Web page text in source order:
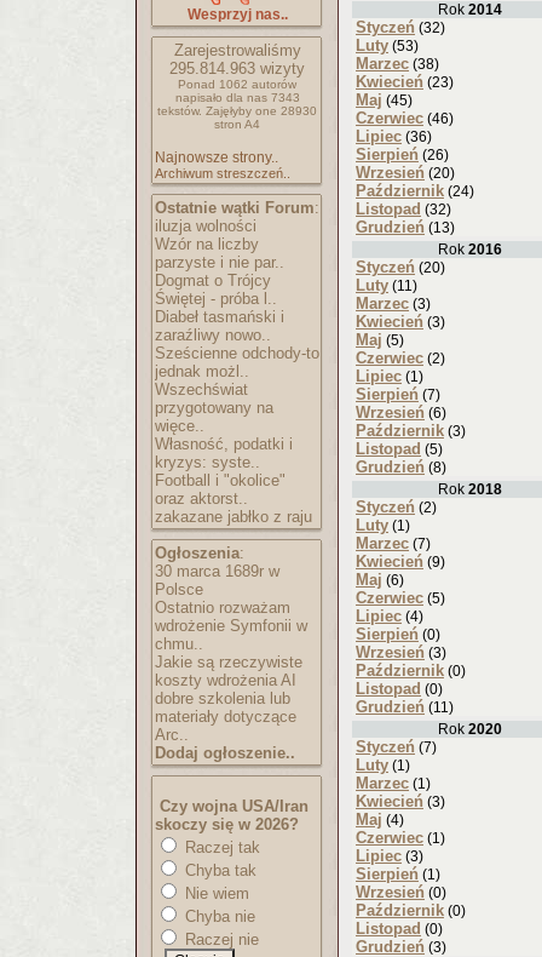
Wesprzyj nas..
Zarejestrowaliśmy
295.814.963 wizyty
Ponad 1062 autorów
napisało dla nas 7343
tekstów. Zajęłyby one 28930
stron A4
Najnowsze strony..
Archiwum streszczeń..
Ostatnie wątki Forum:
iluzja wolności
Wzór na liczby
parzyste i nie par..
Dogmat o Trójcy
Świętej - próba l..
Diabeł tasmański i
zaraźliwy nowo..
Sześcienne odchody-to
jednak możl..
Wszechświat
przygotowany na
więce..
Własność, podatki i
kryzys: syste..
Football i "okolice"
oraz aktorst..
zakazane jabłko z raju
Ogłoszenia:
30 marca 1689r w
Polsce
Ostatnio rozważam
wdrożenie Symfonii w
chmu..
Jakie są rzeczywiste
koszty wdrożenia AI
dobre szkolenia lub
materiały dotyczące
Arc..
Dodaj ogłoszenie..
Czy wojna USA/Iran
skoczy się w 2026?
Raczej tak
Chyba tak
Nie wiem
Chyba nie
Raczej nie
Rok 2014
Styczeń (32)
Luty (53)
Marzec (38)
Kwiecień (23)
Maj (45)
Czerwiec (46)
Lipiec (36)
Sierpień (26)
Wrzesień (20)
Październik (24)
Listopad (32)
Grudzień (13)
Rok 2016
Styczeń (20)
Luty (11)
Marzec (3)
Kwiecień (3)
Maj (5)
Czerwiec (2)
Lipiec (1)
Sierpień (7)
Wrzesień (6)
Październik (3)
Listopad (5)
Grudzień (8)
Rok 2018
Styczeń (2)
Luty (1)
Marzec (7)
Kwiecień (9)
Maj (6)
Czerwiec (5)
Lipiec (4)
Sierpień (0)
Wrzesień (3)
Październik (0)
Listopad (0)
Grudzień (11)
Rok 2020
Styczeń (7)
Luty (1)
Marzec (1)
Kwiecień (3)
Maj (4)
Czerwiec (1)
Lipiec (3)
Sierpień (1)
Wrzesień (0)
Październik (0)
Listopad (0)
Grudzień (3)